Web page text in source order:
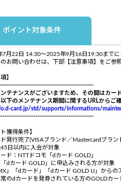
ポイント対象条件
月22日 14:30～2025年9月16日19:30までに
お問い合わせは、下部【注意事項】をご参
】
ンテナンスがございますため、その間はカー
下のメンテナンス期間に関するURLからご
card.jp/std/supports/informations/
獲得条件】
発行完了(VISAブランド／Mastercardブラン
45日以内に入会が対象
ード：NTTドコモ「dカード GOLD」
「dカード GOLD」に申込みされる方が対象
」「dカード」「dカード GOLD U」からの
常のdカードを発券されている方のGOLDカ